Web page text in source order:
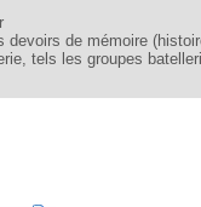
de mémoire
tels les groupes